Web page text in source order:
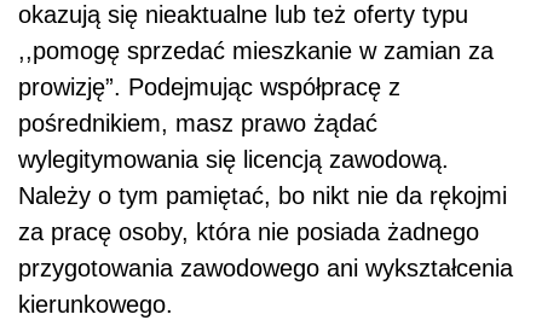
okazują się nieaktualne lub też oferty typu
,,pomogę sprzedać mieszkanie w zamian za
prowizję”. Podejmując współpracę z
pośrednikiem, masz prawo żądać
wylegitymowania się licencją zawodową.
Należy o tym pamiętać, bo nikt nie da rękojmi
za pracę osoby, która nie posiada żadnego
przygotowania zawodowego ani wykształcenia
kierunkowego.